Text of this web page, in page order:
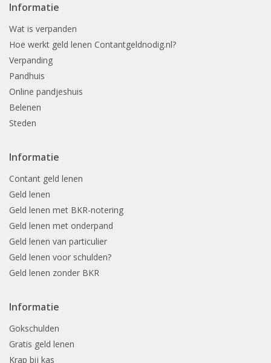
Informatie
Wat is verpanden
Hoe werkt geld lenen Contantgeldnodig.nl?
Verpanding
Pandhuis
Online pandjeshuis
Belenen
Steden
Informatie
Contant geld lenen
Geld lenen
Geld lenen met BKR-notering
Geld lenen met onderpand
Geld lenen van particulier
Geld lenen voor schulden?
Geld lenen zonder BKR
Informatie
Gokschulden
Gratis geld lenen
Krap bij kas